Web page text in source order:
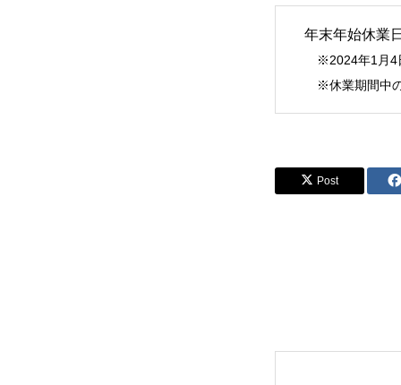
年末年始休業
※2024年1月4
※休業期間中の
Post